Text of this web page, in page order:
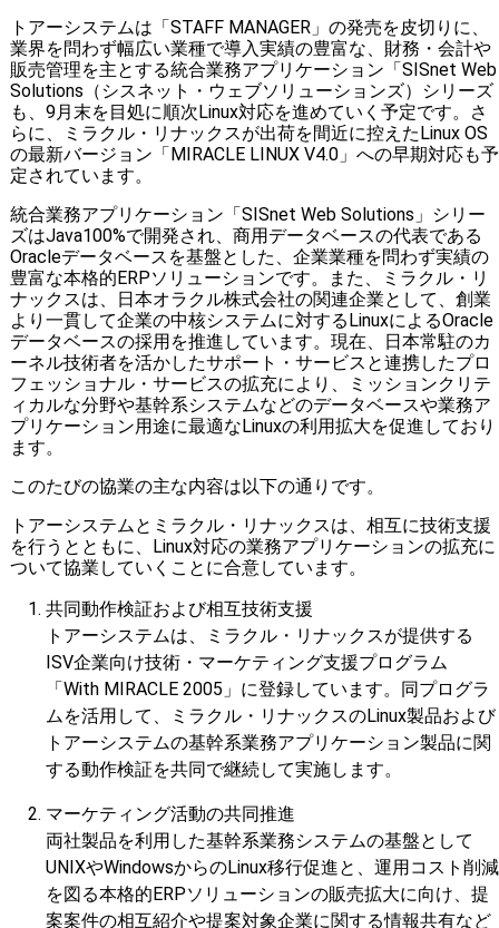
トアーシステムは「STAFF MANAGER」の発売を皮切りに、
業界を問わず幅広い業種で導入実績の豊富な、財務・会計や
販売管理を主とする統合業務アプリケーション「SISnet Web
Solutions（シスネット・ウェブソリューションズ）シリーズ
も、9月末を目処に順次Linux対応を進めていく予定です。さ
らに、ミラクル・リナックスが出荷を間近に控えたLinux OS
の最新バージョン「MIRACLE LINUX V4.0」への早期対応も予
定されています。
統合業務アプリケーション「SISnet Web Solutions」シリー
ズはJava100%で開発され、商用データベースの代表である
Oracleデータベースを基盤とした、企業業種を問わず実績の
豊富な本格的ERPソリューションです。また、ミラクル・リ
ナックスは、日本オラクル株式会社の関連企業として、創業
より一貫して企業の中核システムに対するLinuxによるOracle
データベースの採用を推進しています。現在、日本常駐のカ
ーネル技術者を活かしたサポート・サービスと連携したプロ
フェッショナル・サービスの拡充により、ミッションクリテ
ィカルな分野や基幹系システムなどのデータベースや業務ア
プリケーション用途に最適なLinuxの利用拡大を促進しており
ます。
このたびの協業の主な内容は以下の通りです。
トアーシステムとミラクル・リナックスは、相互に技術支援
を行うとともに、Linux対応の業務アプリケーションの拡充に
ついて協業していくことに合意しています。
共同動作検証および相互技術支援
トアーシステムは、ミラクル・リナックスが提供する
ISV企業向け技術・マーケティング支援プログラム
「With MIRACLE 2005」に登録しています。同プログラ
ムを活用して、ミラクル・リナックスのLinux製品および
トアーシステムの基幹系業務アプリケーション製品に関
する動作検証を共同で継続して実施します。
マーケティング活動の共同推進
両社製品を利用した基幹系業務システムの基盤として
UNIXやWindowsからのLinux移行促進と、運用コスト削減
を図る本格的ERPソリューションの販売拡大に向け、提
案案件の相互紹介や提案対象企業に関する情報共有など